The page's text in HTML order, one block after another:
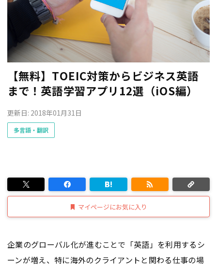
【無料】TOEIC対策からビジネス英語
まで！英語学習アプリ12選（iOS編）
更新日: 2018年01月31日
多言語・翻訳
マイページにお気に入り
企業のグローバル化が進むことで「英語」を利用するシ
ーンが増え、特に海外のクライアントと関わる仕事の場